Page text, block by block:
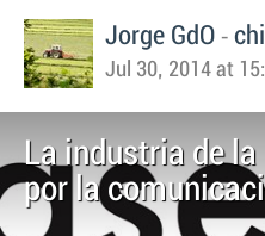
Jorge GdO -
Jul 30, 2014 at
La industria de
por la